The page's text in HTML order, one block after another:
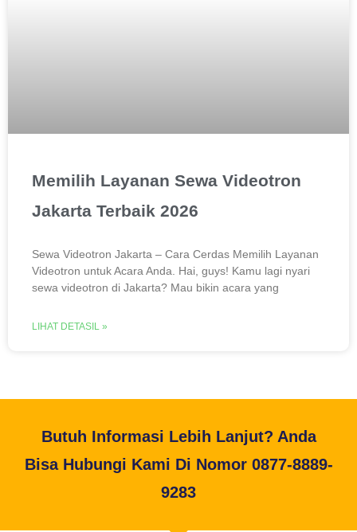
Memilih Layanan Sewa Videotron
Jakarta Terbaik 2026
Sewa Videotron Jakarta – Cara Cerdas Memilih Layanan
Videotron untuk Acara Anda. Hai, guys! Kamu lagi nyari
sewa videotron di Jakarta? Mau bikin acara yang
LIHAT DETASIL »
Butuh Informasi Lebih Lanjut? Anda
Bisa Hubungi Kami Di Nomor 0877-8889-
9283